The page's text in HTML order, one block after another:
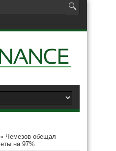
» Чемезов обещал
на 97%